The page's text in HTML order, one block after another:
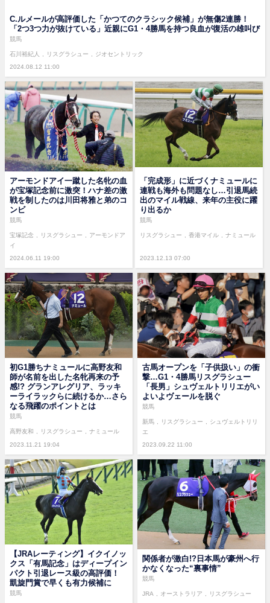
C.ルメールが高評価した「かつてのクラシック候補」が無傷2連勝！
「2つ3つ力が抜けている」近親にG1・4勝馬を持つ良血が復活の雄叫び
2024.08.12 11:00
競馬
石川裕紀人 リスグラシュー ジオセントリック
アーモンドアイ一蹴した名牝の血
が宝塚記念前に激突！ハナ差の激
戦を制したのは川田将雅と弟のコ
ンビ
2024.06.11 19:00
競馬
宝塚記念 リスグラシュー
アーモンドア
イ
「完成形」に近づくナミュールに
連戦も海外も問題なし…引退馬続
出のマイル戦線、来年の主役に躍
り出るか
2023.12.13 07:00
競馬
リスグラシュー 香港マイル ナミュール
初G1勝ちナミュールに高野友和
師が名前を出した名牝再来の予
感!? グランアレグリア、ラッキ
ーライラックらに続けるか…さら
なる飛躍のポイントとは
2023.11.21 19:04
競馬
高野友和 リスグラシュー ナミュール
古馬オープンを「子供扱い」の衝
撃…G1・4勝馬リスグラシュー
「長男」シュヴェルトリリエがい
よいよヴェールを脱ぐ
2023.09.22 11:00
競馬
新馬 リスグラシュー
シュヴェルトリリ
エ
【JRAレーティング】イクイノッ
クス「有馬記念」はディープイン
パクト引退レース級の高評価！
凱旋門賞で早くも有力候補に
競馬
関係者が激白!?日本馬が豪州へ行
かなくなった“裏事情”
競馬
JRA オーストラリア リスグラシュー